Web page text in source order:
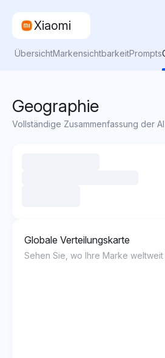
Xiaomi
ÜbersichtMarkensichtbarkeitPrompts
Geographie
Vollständige Zusammenfassung der
Globale Verteilungskarte
Sehen Sie, wo Ihre Marke